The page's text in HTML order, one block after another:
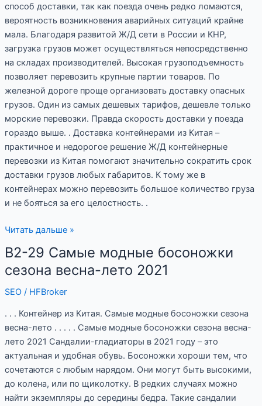
способ доставки, так как поезда очень редко ломаются,
вероятность возникновения аварийных ситуаций крайне
мала. Благодаря развитой Ж/Д сети в России и КНР,
загрузка грузов может осуществляться непосредственно
на складах производителей. Высокая грузоподъемность
позволяет перевозить крупные партии товаров. По
железной дороге проще организовать доставку опасных
грузов. Один из самых дешевых тарифов, дешевле только
морские перевозки. Правда скорость доставки у поезда
гораздо выше. . Доставка контейнерами из Китая –
практичное и недорогое решение Ж/Д контейнерные
перевозки из Китая помогают значительно сократить срок
доставки грузов любых габаритов. К тому же в
контейнерах можно перевозить большое количество груза
и не бояться за его целостность. .
Читать дальше »
B2-29 Самые модные босоножки
сезона весна-лето 2021
SEO/ HFBroker
. . . Контейнер из Китая. Самые модные босоножки сезона
весна-лето . . . . . Самые модные босоножки сезона весна-
лето 2021 Сандалии-гладиаторы в 2021 году – это
актуальная и удобная обувь. Босоножки хороши тем, что
сочетаются с любым нарядом. Они могут быть высокими,
до колена, или по щиколотку. В редких случаях можно
найти экземпляры до середины бедра. Такие сандалии
B2-
Самые
модные
сезона
весна-
лето
2021